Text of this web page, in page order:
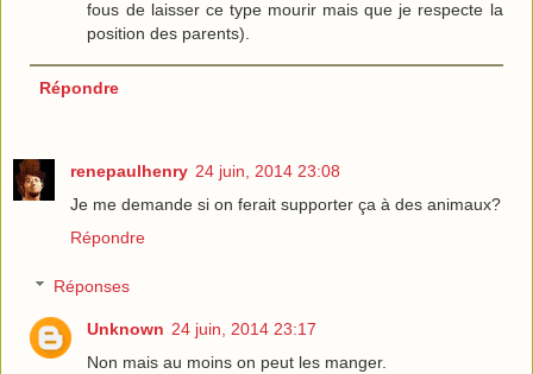
fous de laisser ce type mourir mais que je respecte la
position des parents).
Répondre
renepaulhenry 24 juin, 2014 23:08
Je me demande si on ferait supporter ça à des animaux?
Répondre
Réponses
Unknown 24 juin, 2014 23:17
Non mais au moins on peut les manger.